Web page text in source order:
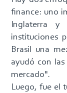
finance: uno
Inglaterra
instituciones
Brasil una
ayudó con
mercado".
Luego, fue el